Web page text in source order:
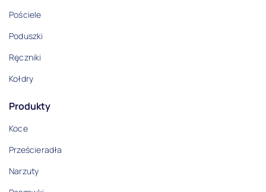
Pościele
Poduszki
Ręczniki
Kołdry
Produkty
Koce
Prześcieradła
Narzuty